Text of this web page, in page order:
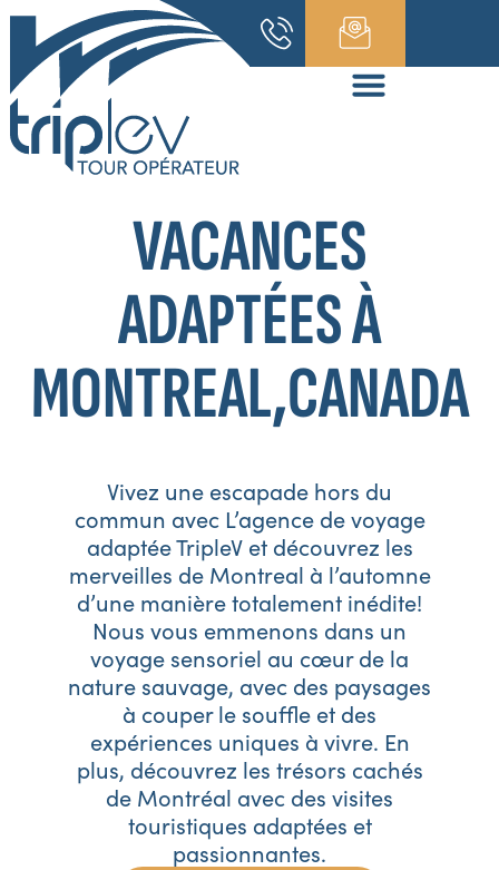
VACANCES
ADAPTÉES À
MONTREAL,CANADA
Vivez une escapade hors du
commun avec L’agence de voyage
adaptée TripleV et découvrez les
merveilles de Montreal à l’automne
d’une manière totalement inédite!
Nous vous emmenons dans un
voyage sensoriel au cœur de la
nature sauvage, avec des paysages
à couper le souffle et des
expériences uniques à vivre. En
plus, découvrez les trésors cachés
de Montréal avec des visites
touristiques adaptées et
passionnantes.